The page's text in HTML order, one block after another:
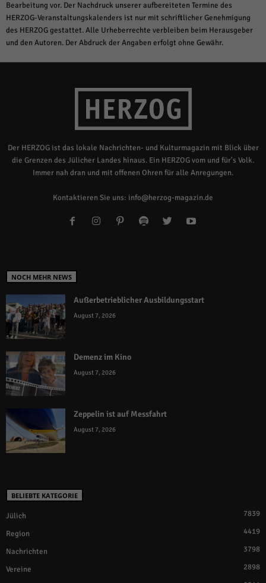
Bearbeitung vor. Der Nachdruck unserer aufbereiteten Termine des
HERZOG-Veranstaltungskalenders ist nur mit schriftlicher Genehmigung
des HERZOG gestattet. Alle Urheberrechte verbleiben beim Herausgeber
und den Autoren. Der Abdruck der Angaben erfolgt ohne Gewähr.
Der HERZOG ist das lokale Nachrichten- und Kulturmagazin mit Blick über
die Grenzen des Jülicher Landes hinaus. Ein HERZOG vom und für's Volk.
Immer nah dran und mit offenen Ohren für alle Anregungen.
Kontaktieren Sie uns: info@herzog-magazin.de
NOCH MEHR NEWS
Außerbetrieblicher Ausbildungsstart
August 7, 2026
Demenz im Kino
August 7, 2026
Zeppelin ist auf Messfahrt
August 7, 2026
BELIEBTE KATEGORIE
Jülich 7839
Region 4419
Nachrichten 3798
Vereine 2898